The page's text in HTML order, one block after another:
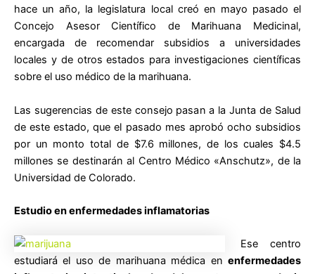
hace un año, la legislatura local creó en mayo pasado el
Concejo Asesor Científico de Marihuana Medicinal,
encargada de recomendar subsidios a universidades
locales y de otros estados para investigaciones científicas
sobre el uso médico de la marihuana.
Las sugerencias de este consejo pasan a la Junta de Salud
de este estado, que el pasado mes aprobó ocho subsidios
por un monto total de $7.6 millones, de los cuales $4.5
millones se destinarán al Centro Médico «Anschutz», de la
Universidad de Colorado.
Estudio en enfermedades inflamatorias
Ese centro
estudiará el uso de marihuana médica en enfermedades